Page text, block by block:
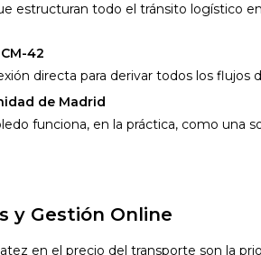
estructuran todo el tránsito logístico
42
directa para derivar todos los flujos
de Madrid
funciona, en la práctica, como una
y Gestión Online
en el precio del transporte son la